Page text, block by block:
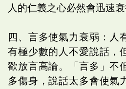
人的仁義之心必然會迅速衰
四、言多使氣力衰弱：人
有極少數的人不愛說話，
歡放言高論。「言多」不
多傷身，說話太多會使氣